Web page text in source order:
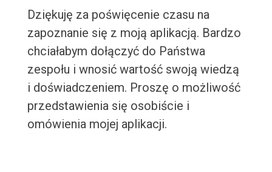
Dziękuję za poświęcenie czasu na
zapoznanie się z moją aplikacją. Bardzo
chciałabym dołączyć do Państwa
zespołu i wnosić wartość swoją wiedzą
i doświadczeniem. Proszę o możliwość
przedstawienia się osobiście i
omówienia mojej aplikacji.